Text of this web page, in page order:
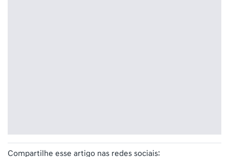
Compartilhe esse artigo nas redes sociais: